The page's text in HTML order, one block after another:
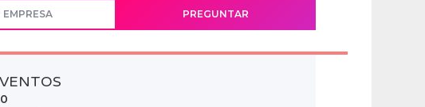
EMPRESA PREGUNTAR